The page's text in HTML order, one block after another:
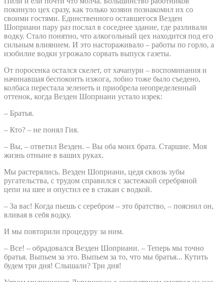
покинуло цех сразу, как только хозяин познакомил их со
своими гостями. Единственного оставшегося Везден
Шоприани пару раз послал в соседнее здание, где разливали
водку. Стало понятно, что алкогольный цех находится под его
сильным влиянием. И это настораживало – работы по горло, а
изобилие водки угрожало сорвать выпуск газеты.
От поросенка остался скелет, от хачапури – воспоминания и
начинавшая беспокоить изжога, лобио тоже было съедено,
колбаса перестала зеленеть и приобрела неопределенный
оттенок, когда Везден Шоприани устало изрек:
– Братья.
– Кто? – не понял Гия.
– Вы, – ответил Везден. – Вы оба моих брата. Старшие. Моя
жизнь отныне в ваших руках.
Мы растерялись. Везден Шоприани, цедя сквозь зубы
ругательства, с трудом справился с застежкой серебряной
цепи на шее и опустил ее в стакан с водкой.
– За вас! Когда пьешь с серебром – это братство, – пояснил он,
вливая в себя водку.
И мы повторили процедуру за ним.
– Все! – обрадовался Везден Шоприани. – Теперь мы точно
братья. Выпьем за это. Выпьем за то, что мы братья... Кутить
будем три дня! Слышали? Три дня!